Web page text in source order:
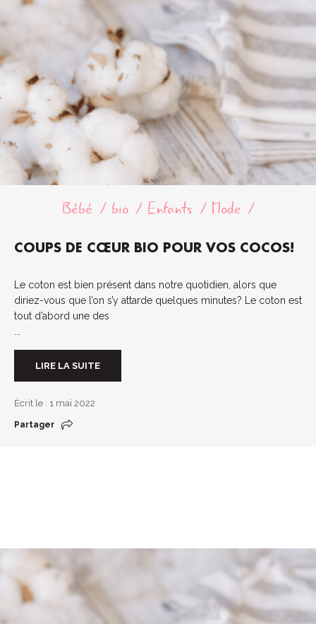
Bébé bio Enfants Mode
COUPS DE CŒUR BIO POUR VOS COCOS!
Le coton est bien présent dans notre quotidien, alors que
diriez-vous que l’on s’y attarde quelques minutes? Le coton est
tout d’abord une des
LIRE LA SUITE
Écrit le : 1 mai 2022
Partager